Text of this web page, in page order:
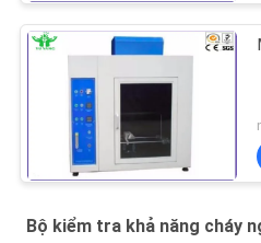
Bộ kiểm tra khả năng cháy